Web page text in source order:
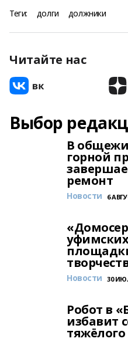
Теги: долги должники
Читайте нас
Выбор
В
горной
ремонт
Новости 6
Новости 30
Робот в
избавит
тяжёлого